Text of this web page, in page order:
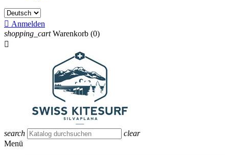
 Anmelden
shopping_cart Warenkorb (0)

search
clear
Menü